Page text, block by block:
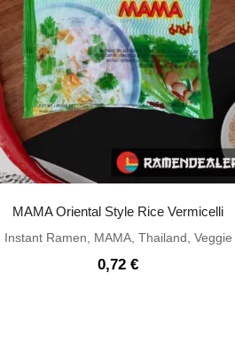
MAMA Oriental Style Rice Vermicelli
Instant Ramen MAMA, Thailand Veggie
0,72 €